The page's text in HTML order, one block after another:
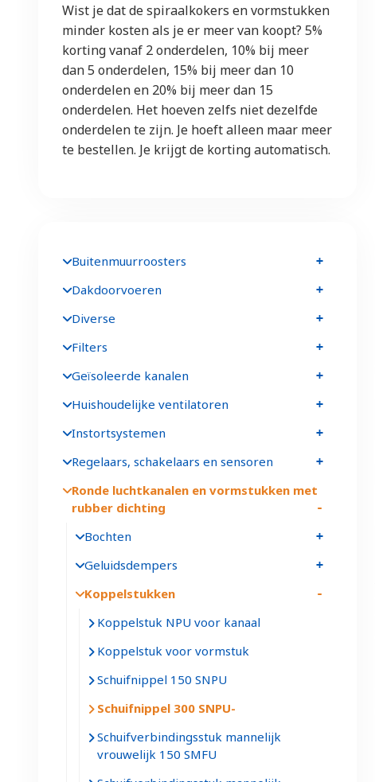
Wist je dat de spiraalkokers en vormstukken
minder kosten als je er meer van koopt? 5%
korting vanaf 2 onderdelen, 10% bij meer
dan 5 onderdelen, 15% bij meer dan 10
onderdelen en 20% bij meer dan 15
onderdelen. Het hoeven zelfs niet dezelfde
onderdelen te zijn. Je hoeft alleen maar meer
te bestellen. Je krijgt de korting automatisch.
Buitenmuurroosters
Dakdoorvoeren
Diverse
Filters
Geïsoleerde kanalen
Huishoudelijke ventilatoren
Instortsystemen
Regelaars, schakelaars en sensoren
Ronde luchtkanalen en vormstukken met
rubber dichting
Bochten
Geluidsdempers
Koppelstukken
Koppelstuk NPU voor kanaal
Koppelstuk voor vormstuk
Schuifnippel 150 SNPU
Schuifnippel 300 SNPU
Schuifverbindingsstuk mannelijk
vrouwelijk 150 SMFU